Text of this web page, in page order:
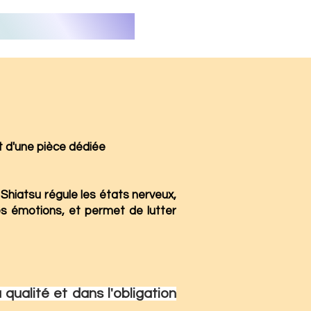
d'une pièce dédiée
régule les états nerveux,
émotions, et permet de lutter
qualité et dans l'obligation